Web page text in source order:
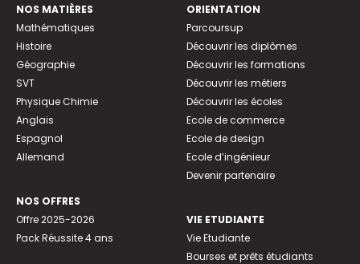
NOS MATIÈRES
Mathématiques
Histoire
Géographie
SVT
Physique Chimie
Anglais
Espagnol
Allemand
NOS OFFRES
Offre 2025-2026
Pack Réussite 4 ans
ORIENTATION
Parcoursup
Découvrir les diplômes
Découvrir les formations
Découvrir les métiers
Découvrir les écoles
Ecole de commerce
Ecole de design
Ecole d’ingénieur
Devenir partenaire
VIE ETUDIANTE
Vie Etudiante
Bourses et prêts étudiants